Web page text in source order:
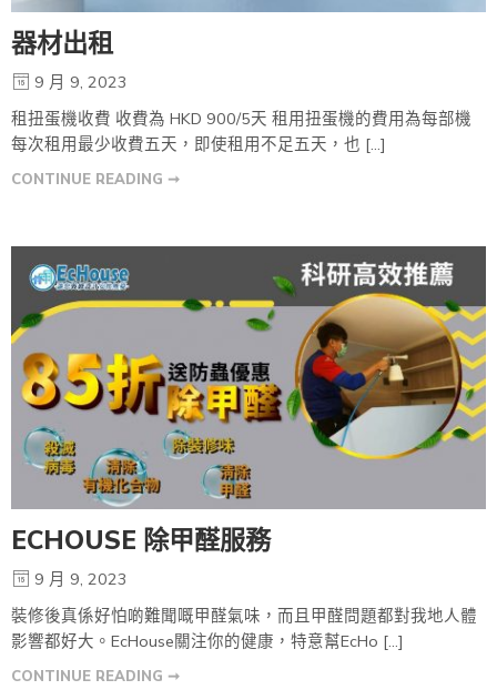
器材出租
9 月 9, 2023
租扭蛋機收費 收費為 HKD 900/5天 租用扭蛋機的費用為每部機
每次租用最少收費五天，即使租用不足五天，也 […]
CONTINUE READING ➞
ECHOUSE 除甲醛服務
9 月 9, 2023
裝修後真係好怕啲難聞嘅甲醛氣味，而且甲醛問題都對我地人體
影響都好大。EcHouse關注你的健康，特意幫EcHo […]
CONTINUE READING ➞